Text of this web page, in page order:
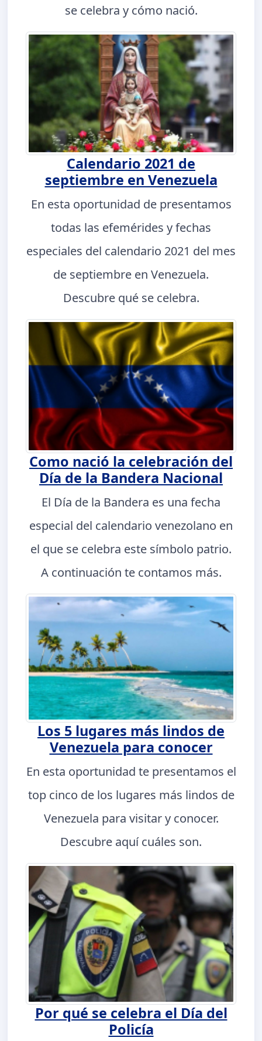
se celebra y cómo nació.
Calendario 2021 de
septiembre en Venezuela
En esta oportunidad de presentamos
todas las efemérides y fechas
especiales del calendario 2021 del mes
de septiembre en Venezuela.
Descubre qué se celebra.
Como nació la celebración del
Día de la Bandera Nacional
El Día de la Bandera es una fecha
especial del calendario venezolano en
el que se celebra este símbolo patrio.
A continuación te contamos más.
Los 5 lugares más lindos de
Venezuela para conocer
En esta oportunidad te presentamos el
top cinco de los lugares más lindos de
Venezuela para visitar y conocer.
Descubre aquí cuáles son.
Por qué se celebra el Día del
Policía